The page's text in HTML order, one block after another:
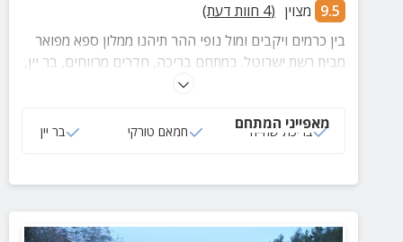
9.5 מצוין (
4 חוות דעת)
בין כרמים ויקבים ומול נופי ההר תיהנו ממלון ספא מפואר
מבית רשת ישרוטל. במתחם בריכה, חדרים מרווחים, בר יין,
חמאם טורקי מפנק ואירוח ברמה גבוהה.
מאפייני המתחם
בריכת שחייה חמאם טורקי בר יין